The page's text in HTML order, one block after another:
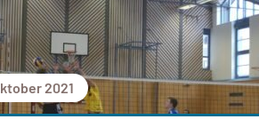
2021